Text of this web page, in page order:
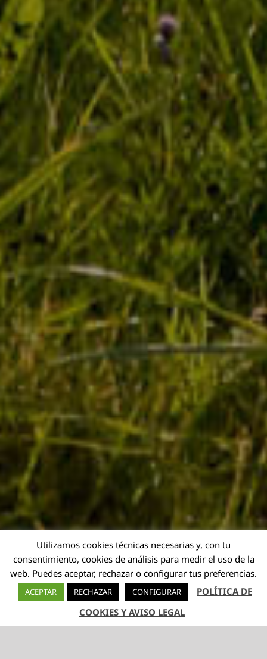
Utilizamos cookies técnicas necesarias y, con tu
consentimiento, cookies de análisis para medir el uso de la
web. Puedes aceptar, rechazar o configurar tus preferencias.
ACEPTAR RECHAZAR CONFIGURAR
POLÍTICA DE
COOKIES Y AVISO LEGAL